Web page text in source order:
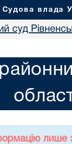
Судова влада
суд
лише